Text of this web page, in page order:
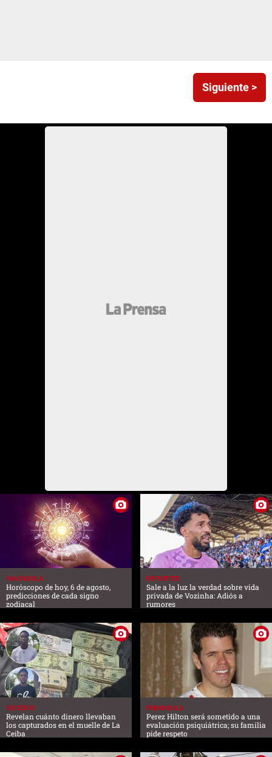
Siguiente >
FARANDULA
Horóscopo de hoy, 6 de agosto,
predicciones de cada signo
zodiacal
DEPORTES
Sale a la luz la verdad sobre vida
privada de Vozinha: Adiós a
rumores
SUCESOS
Revelan cuánto dinero llevaban
los capturados en el muelle de La
Ceiba
FARANDULA
Perez Hilton será sometido a una
evaluación psiquiátrica; su familia
pide respeto